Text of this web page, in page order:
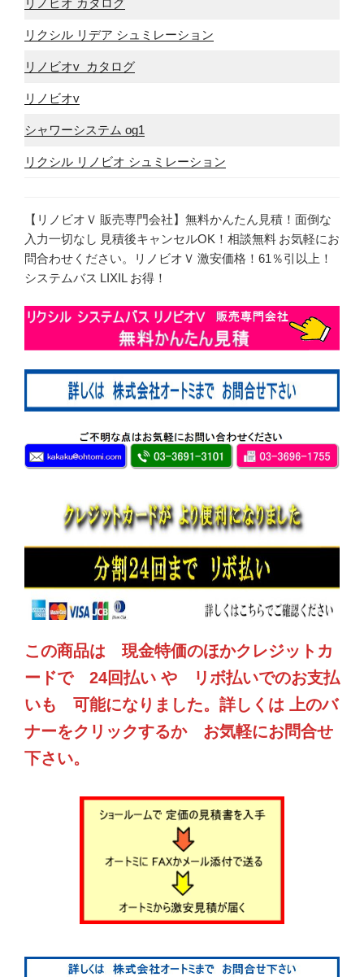
リノビオ カタログ
リクシル リデア シュミレーション
リノビオv カタログ
リノビオv
シャワーシステム og1
リクシル リノビオ シュミレーション
【リノビオＶ 販売専門会社】無料かんたん見積！面倒な
入力一切なし 見積後キャンセルOK！相談無料 お気軽にお
問合わせください。リノビオＶ 激安価格！61％引以上！
システムバス LIXIL お得！
この商品は 現金特価のほかクレジットカ
ードで 24回払い や リボ払いでのお支払
いも 可能になりました。詳しくは 上のバ
ナーをクリックするか お気軽にお問合せ
下さい。